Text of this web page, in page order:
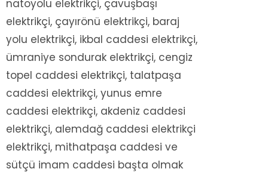
natoyolu elektrikçi, çavuşbaşı
elektrikçi, çayırönü elektrikçi, baraj
yolu elektrikçi, ikbal caddesi elektrikçi,
ümraniye sondurak elektrikçi, cengiz
topel caddesi elektrikçi, talatpaşa
caddesi elektrikçi, yunus emre
caddesi elektrikçi, akdeniz caddesi
elektrikçi, alemdağ caddesi elektrikçi
elektrikçi, mithatpaşa caddesi ve
sütçü imam caddesi başta olmak